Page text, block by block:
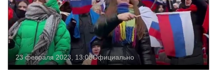
23 февраля 2023, 13:08Официально